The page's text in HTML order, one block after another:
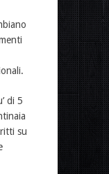
di 5
su